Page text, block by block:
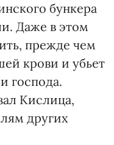
бункера
Даже в этом
прежде чем
крови и убьет
господа.
Кислица,
других